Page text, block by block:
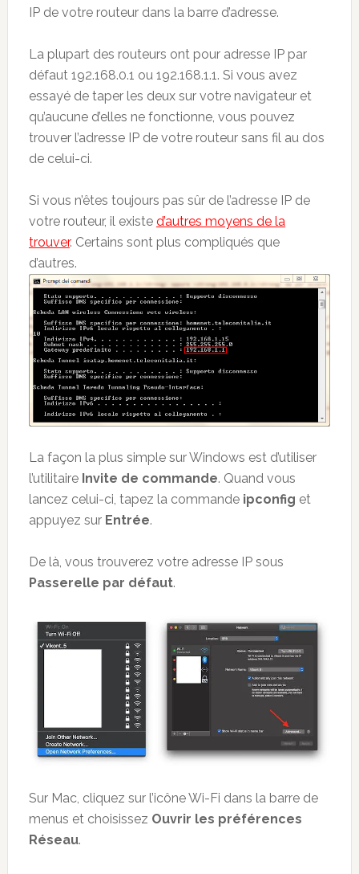
IP de votre routeur dans la barre d’adresse.
La plupart des routeurs ont pour adresse IP par
défaut 192.168.0.1 ou 192.168.1.1. Si vous avez
essayé de taper les deux sur votre navigateur et
qu’aucune d’elles ne fonctionne, vous pouvez
trouver l’adresse IP de votre routeur sans fil au dos
de celui-ci.
Si vous n’êtes toujours pas sûr de l’adresse IP de
votre routeur, il existe d’autres moyens de la
trouver. Certains sont plus compliqués que
d’autres.
La façon la plus simple sur Windows est d’utiliser
l’utilitaire Invite de commande. Quand vous
lancez celui-ci, tapez la commande ipconfig et
appuyez sur Entrée.
De là, vous trouverez votre adresse IP sous
Passerelle par défaut.
Sur Mac, cliquez sur l’icône Wi-Fi dans la barre de
menus et choisissez Ouvrir les préférences
Réseau.